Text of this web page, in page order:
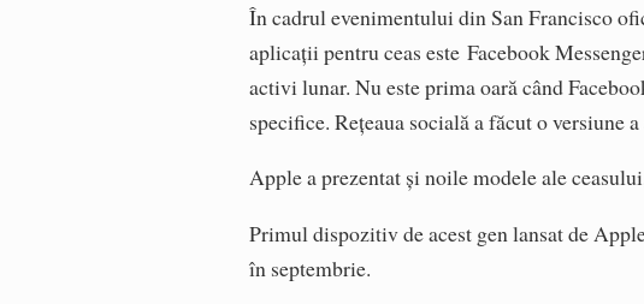
În cadrul evenimentului din San Francisco
aplicații pentru ceas este Facebook
activi lunar. Nu este prima oară când
specifice. Rețeaua socială a făcut o versiune
Apple a prezentat și noile modele ale
Primul dispozitiv de acest gen lansat de
în septembrie.